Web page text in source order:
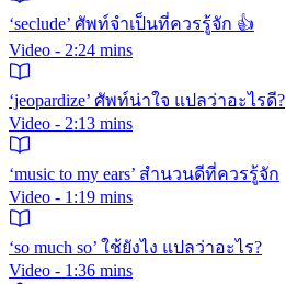
‘seclude’ ศัพท์จำเป็นที่ควรรู้จัก 👍
Video - 2:24 mins
‘jeopardize’ ศัพท์น่าใจ แปลว่าอะไรดี?
Video - 2:13 mins
‘music to my ears’ สำนวนดีที่ควรรู้จัก
Video - 1:19 mins
‘so much so’ ใช้ยังไง แปลว่าอะไร?
Video - 1:36 mins